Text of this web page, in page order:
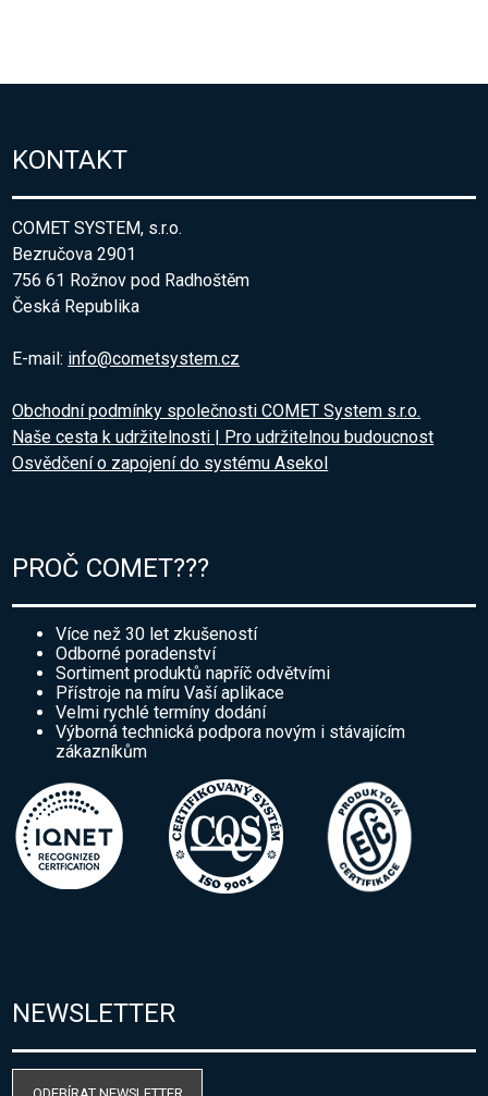
KONTAKT
COMET SYSTEM, s.r.o.
Bezručova 2901
756 61 Rožnov pod Radhoštěm
Česká Republika
E-mail: info@cometsystem.cz
Obchodní podmínky společnosti COMET System s.r.o.
Naše cesta k udržitelnosti | Pro udržitelnou budoucnost
Osvědčení o zapojení do systému Asekol
PROČ COMET???
Více než 30 let zkušeností
Odborné poradenství
Sortiment produktů napříč odvětvími
Přístroje na míru Vaší aplikace
Velmi rychlé termíny dodání
Výborná technická podpora novým i stávajícím
zákazníkům
NEWSLETTER